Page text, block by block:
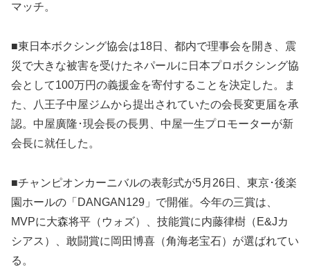
マッチ。
■東日本ボクシング協会は18日、都内で理事会を開き、震
災で大きな被害を受けたネパールに日本プロボクシング協
会として100万円の義援金を寄付することを決定した。ま
た、八王子中屋ジムから提出されていたの会長変更届を承
認。中屋廣隆･現会長の長男、中屋一生プロモーターが新
会長に就任した。
■チャンピオンカーニバルの表彰式が5月26日、東京･後楽
園ホールの「DANGAN129」で開催。今年の三賞は、
MVPに大森将平（ウォズ）、技能賞に内藤律樹（E&Jカ
シアス）、敢闘賞に岡田博喜（角海老宝石）が選ばれてい
る。